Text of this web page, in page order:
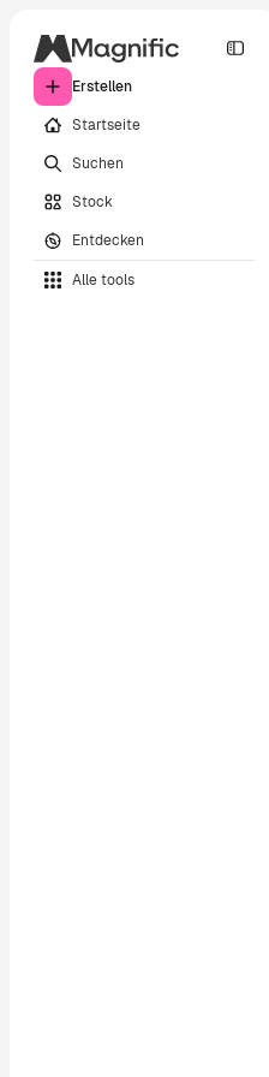
Erstellen
Startseite
Suchen
Stock
Entdecken
Alle tools